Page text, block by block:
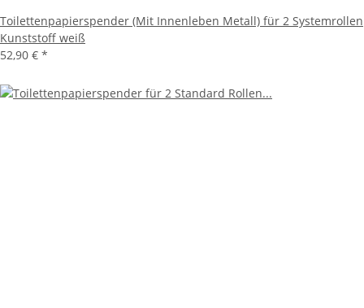
Toilettenpapierspender (Mit Innenleben Metall) für 2 Systemrollen
Kunststoff weiß
52,90 € *